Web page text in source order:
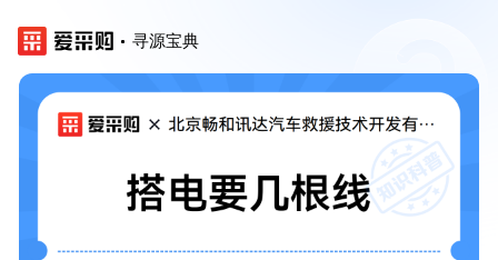
寻源宝典